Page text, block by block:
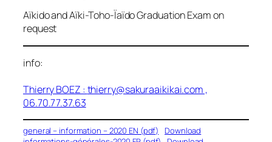
Aïkido and Aïki-Toho-Ïaïdo Graduation Exam on
request
info:
Thierry BOEZ : thierry@sakuraaikikai.com ,
06.70.77.37.63
general – information – 2020 EN (pdf)
Download